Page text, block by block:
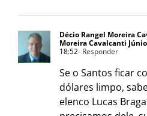
Décio Rangel Moreira
Moreira Cavalcanti
18:52- Responder
Se o Santos ficar
dólares limpo,
elenco Lucas